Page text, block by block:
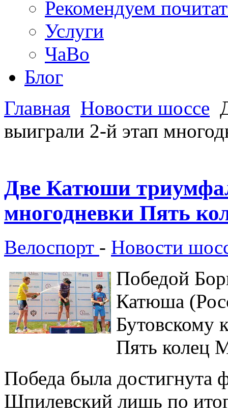
Рекомендуем
Услуги
ЧаВо
Блог
Главная Новости шоссе
выиграли 2-й этап
Две Катюши
многодневки Пять
Велоспорт - Новости
Победой
Катюша
Бутовскому
Пять колец
Победа была
Шпилевский лишь по